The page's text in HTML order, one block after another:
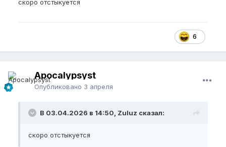
скоро отстыкуется
6
Apocalypsyst
Опубликовано 3 апреля
В 03.04.2026 в 14:50, Zuluz сказал:
скоро отстыкуется